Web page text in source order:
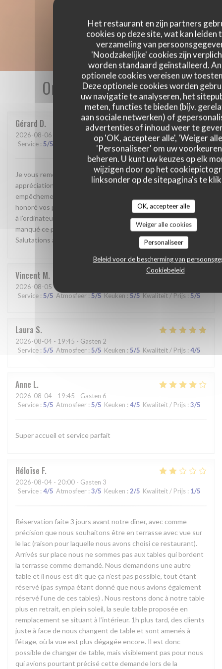
Het restaurant en zijn partners
cookies op deze site, wat kan leiden
verzameling van
'Noodzakelijke' cookies zijn
worden standaard geïnstalleerd.
optionele cookies vereisen uw
Deze optionele cookies worden
uw navigatie te analyseren, het
meten, functies te bieden (bijv.
aan sociale netwerken) of
advertenties of inhoud weer te
op 'OK, accepteer alle', 'Weiger
'Personaliseer' om uw
beheren. U kunt uw keuzes op elk
wijzigen door op het
linksonder op de sitepagina's te
OK, accepteer alle
Weiger alle cookies
Personaliseer
Beleid voor de bescherming van
Cookiebeleid
Onze gastbeoordelingen
Gérard D
2026-08-06 - 13:00 - Gasten 3
Service : 5/5 /5 Keuken: 5/5 Kwaliteit / Prijs : 5/5
Je vous remercie de m’offrir la possibilité de partager mon
appréciation. Ayant annulé ma réservation à la suite d’un
empêchement il ne me reste que le regret de n’avoir pas
honoré vos plats. Mais je reviendrai. Il suffira juste de rappeler
à l’ordinateur qu’il ne sied pas à un client, désolé d’avoir
manqué ce pur moment de bonheur, ce qu’il en pense.
Salutations amusées. GD
Vincent M
2026-08-05- 19:00 - Gasten 6
Service : 5/5 Atmosfeer:5/5 Keuken:5/5 Kwaliteit / Prijs:5/5
Laura S
2026-08-04 - 19:45 - Gasten 2
Service : 5/5 Atmosfeer : 5/5 Keuken : 5/5 Kwaliteit / Prijs : 4/5
Anne L
2026-08-04 - 19:45 - Gasten 6
Service : 5/5 Atmosfeer : 5/5 Keuken : 4/5 Kwaliteit / Prijs : 3/5
Super accueil et service parfait
Héloïse F
2026-08-04 - 20:00 - Gasten 3
Service : 4/5 Atmosfeer : 3/5 Keuken : 2/5 Kwaliteit / Prijs : 1/5
Réservation faite 3 jours avant notre dîner, avec comme
précision que nous souhaitons être en terrasse avec vue sur
le lac (raison pour laquelle nous avons choisi ce restaurant).
Arrivés sur place nous ne sommes pas aux tables qui bordent
la terrasse comme demandé. Nous demandons une autre
table et il nous est dit que ça n’est pas possible, tout étant
réservé (pas sympa étant donné que nous avions également
réservé l’une de ces tables) . Nous restons donc à notre table
plus en retrait, en plein soleil, la seule table proposée en
remplacement se situant à l’intérieur. 1h plus tard, des clients
juste à face de nous changent de table et sont amenés à
l’étage, où la vue est plus dégagée encore. Il est donc
possible de changer de table, mais visiblement pas pour nous
qui avions pourtant précisé cette demande lors de la